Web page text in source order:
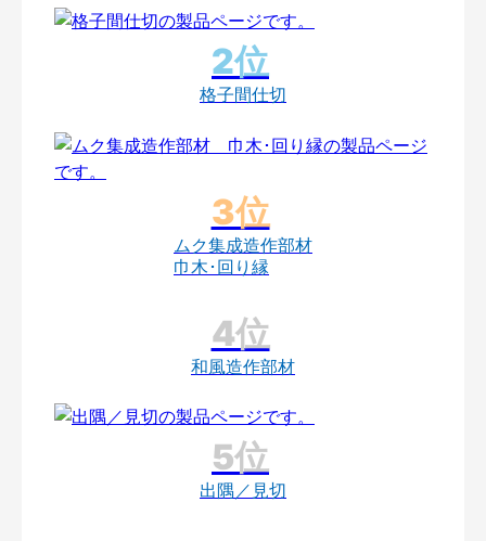
格子間仕切
ムク集成造作部材
巾木･回り縁
和風造作部材
出隅／見切